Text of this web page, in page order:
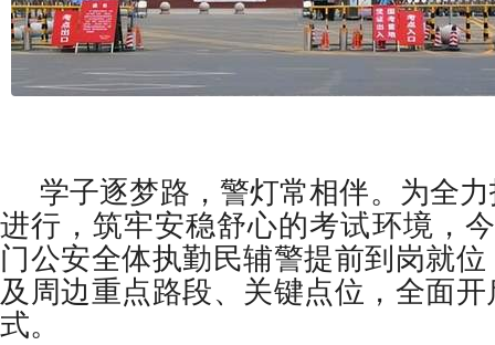
学子逐梦路，警灯常相伴。为全
进行，筑牢安稳舒心的考试环境，
门公安全体执勤民辅警提前到岗就
及周边重点路段、关键点位，全面
式。